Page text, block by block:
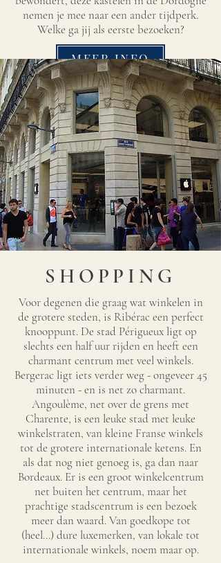
nemen je mee naar een ander tijdperk.
Welke ga jij als eerste bezoeken?
MEER INFO
SHOPPING
Voor degenen die graag wat winkelen in
de grotere steden, is Ribérac een perfect
knooppunt. De stad Périgueux ligt op
slechts een half uur rijden en heeft een
charmant centrum met veel winkels.
Bergerac ligt iets verder weg - ongeveer 45
minuten - en is net zo charmant.
Angoulème, net over de grens met
Charente, is een leuke stad met leuke
winkelstraten, van kleine Franse winkels
tot de grotere internationale ketens. En
als dat nog niet genoeg is, ga dan naar
Bordeaux. Er is een groot winkelcentrum
net buiten het centrum, maar het
prachtige stadscentrum is een bezoek
meer dan waard. Van goedkope tot
(heel...) dure luxemerken, van lokale tot
internationale winkels, noem maar op.